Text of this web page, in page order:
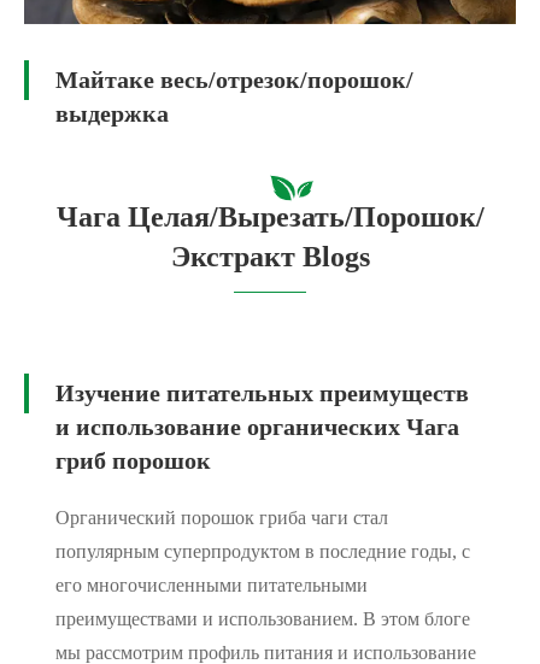
Майтаке весь/отрезок/порошок/
выдержка
Чага Целая/Вырезать/Порошок/
Экстракт Blogs
Изучение питательных преимуществ
и использование органических Чага
гриб порошок
Органический порошок гриба чаги стал
популярным суперпродуктом в последние годы, с
его многочисленными питательными
преимуществами и использованием. В этом блоге
мы рассмотрим профиль питания и использование